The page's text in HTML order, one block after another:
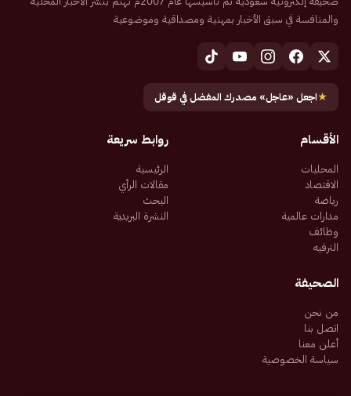
والمنافسة في سبق الأخبار بمهنية ومصداقية وموضوعية
★اجعل «عاجل» مصدرك المفضل في قوقل
الأقسام
المحليات
الاقتصاد
رياضة
مدارات عالمية
وظائف
الترفيه
روابط سريعة
الرئيسية
مقالات الرأي
البحث
النشرة البريدية
الصحيفة
من نحن
اتصل بنا
أعلن معنا
سياسة الخصوصية